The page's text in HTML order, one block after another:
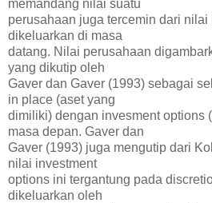
memandang nilai suatu
perusahaan juga tercemin dari
dikeluarkan di masa
datang. Nilai perusahaan
yang dikutip oleh
Gaver dan Gaver (1993) sebagai
in place (aset yang
dimiliki) dengan invesment options
masa depan. Gaver dan
Gaver (1993) juga mengutip dari
nilai investment
options ini tergantung pada
dikeluarkan oleh